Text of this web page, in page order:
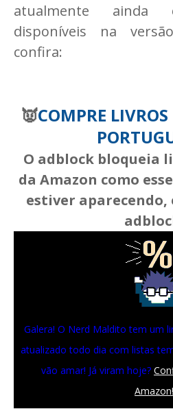
atualmente ainda
disponíveis na
confira:
👿COMPRE
O adblock bloqueia
da Amazon como
estiver aparecendo,
Galera! O Nerd Maldito tem um
atualizado todo dia com listas
vão amar! Já viram hoje?
Amazon!